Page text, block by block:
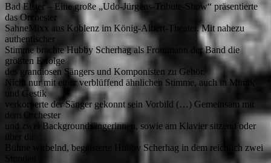
Bad Elster – Eine große „Udo-Jürgens-Tribute-Show“ präsentierte
das Orchester
SahneMixx aus Koblenz im König-Albert-Theater. Mit nahezu
authentischer
Stimme brachte Hubby Scherhag als Frontmann der Band die
größten Erfolge
des grandiosen Sängers und Komponisten zu Gehör.
Nicht nur mit einer verblüffend ähnlichen Stimme, auch in Mimik
und Gestik
verkörperte der Sänger gekonnt sein Vorbild (…) Gemeinsam mit
dem Orchester
und zwei Backgroundsängerinnen, sowie am Klavier sitzend oder
über die
Bühne wirbelnd, begeisterte Hubby Scherhag in dem reichlich zwei